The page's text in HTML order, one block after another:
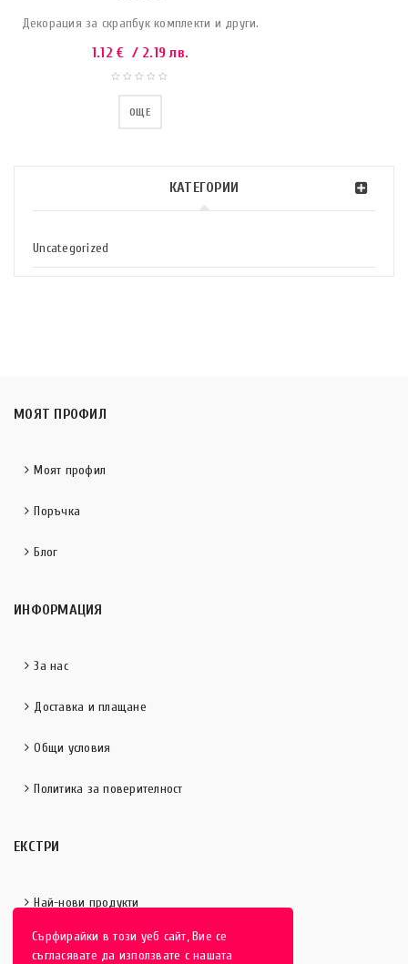
Сърфирайки в този уеб сайт, Вие се
съгласявате да използвате с нашата
КАТЕГОРИИ
Uncategorized
Декорация за скрапбук комплекти и други.
1.12€ / 2.19 лв.
ОЩЕ
МОЯТ ПРОФИЛ
Моят профил
Поръчка
Блог
ИНФОРМАЦИЯ
За нас
Доставка и плащане
Общи условия
Политика за поверителност
ЕКСТРИ
Най-нови продукти
Отличени продукти